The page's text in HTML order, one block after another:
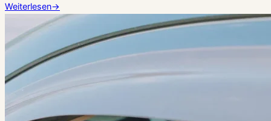
Weiterlesen→